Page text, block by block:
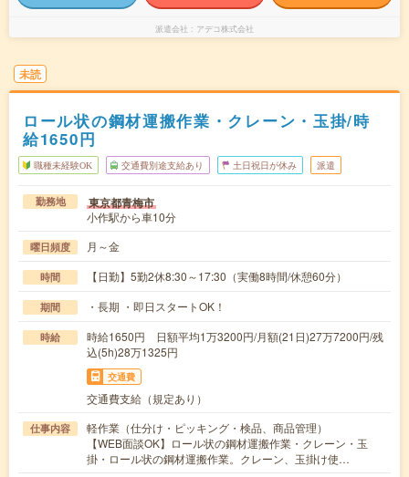
派遣会社 アデコ株式会社
未読
ロール状の鋼材運搬作業・クレーン・玉掛/時
給1650円
職種未経験OK 交通費別途支給あり 土日祝日が休み 派遣
勤務地 東京都青梅市
小作駅から車10分
曜日頻度 月～金
時間 【日勤】5勤2休8:30～17:30（実働8時間/休憩60分）
期間 ・長期 ・即日スタートOK！
時給
時給1650円 日額平均1万3200円/月額(21日)27万7200円/残
込(5h)28万1325円
交通費
交通費支給（規定あり）
仕事内容
軽作業（仕分け・ピッキング・検品、商品管理）
【WEB面談OK】ロール状の鋼材運搬作業・クレーン・玉
掛・ロール状の鋼材運搬作業。クレーン、玉掛け使…